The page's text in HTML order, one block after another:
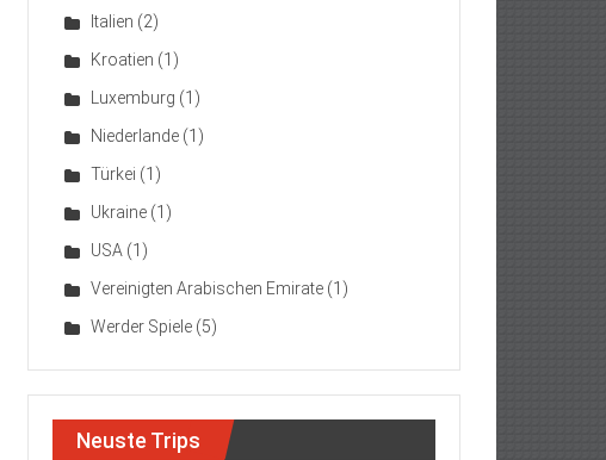
Italien (2)
Kroatien (1)
Luxemburg (1)
Niederlande (1)
Türkei (1)
Ukraine (1)
USA (1)
Vereinigten Arabischen Emirate (1)
Werder Spiele (5)
Neuste Trips